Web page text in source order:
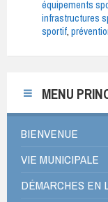
équipements
infrastructures
sportif,
MENU
BIENVENUE
VIE MUNICIPALE
DÉMARCHES EN